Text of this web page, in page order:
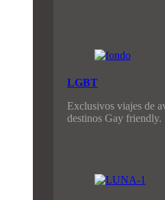
LGBT
Exclusivos viajes de
destinos Gay friendly.